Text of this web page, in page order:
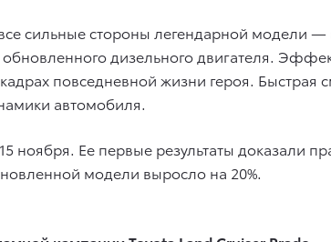
сильные стороны легендарной модели —
дизельного двигателя.
повседневной жизни героя. Быстрая
автомобиля.
ноября. Ее первые результаты доказали
модели выросло на 20%.